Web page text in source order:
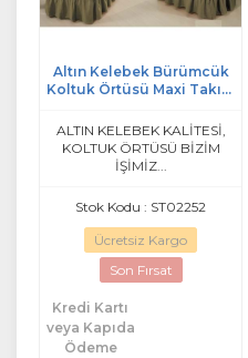
Altın Kelebek Bürümcük
Koltuk Örtüsü Maxi Takım
ALTIN KELEBEK KALİTESİ,
KOLTUK ÖRTÜSÜ BİZİM
İŞİMİZ...
Stok Kodu : ST02252
Ücretsiz Kargo
Son Fırsat
Kredi Kartı
veya Kapıda
Ödeme